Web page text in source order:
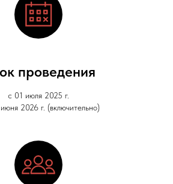
проведения
с 01 июля 2025 г.
2026 г. (включительно)